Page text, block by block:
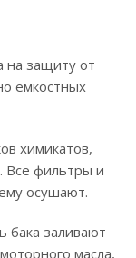
на защиту от
емкостных
химикатов,
Все фильтры и
осушают.
бака заливают
масла,